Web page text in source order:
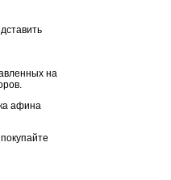
на
афина